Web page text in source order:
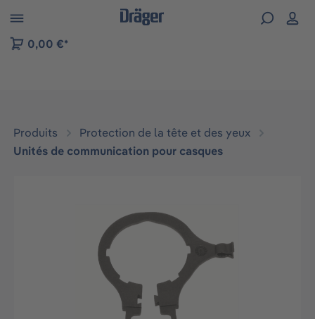
to B2B platform navigation
0,00 €*
Produits
Protection de la tête et des yeux
Unités de communication pour casques
Ignorer la galerie d'images